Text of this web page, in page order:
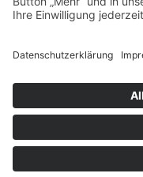
Thomas-Müntzer-
und
Impressum